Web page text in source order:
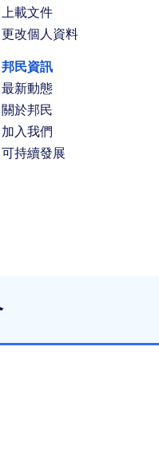
上載文件
更改個人資料
邦民資訊
最新動態
關於邦民
加入我們
可持續發展